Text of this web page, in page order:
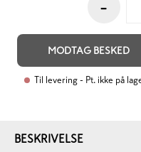
-
MODTAG BESKED
Til levering - Pt. ikke på
BESKRIVELSE